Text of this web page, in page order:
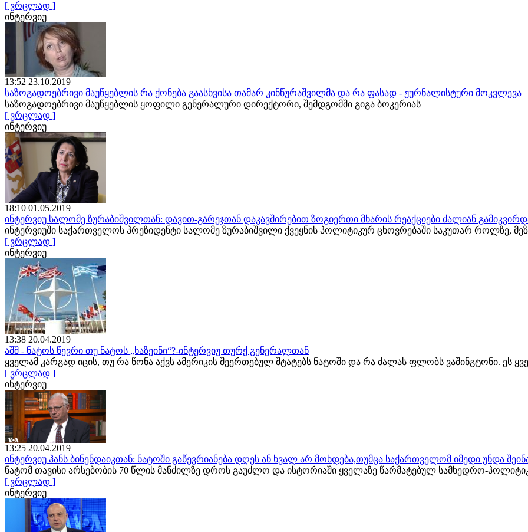
[ ვრცლად ]
ინტერვიუ
13:52 23.10.2019
საზოგადოებრივი მაუწყებლის რა ქონება გაასხვისა თამარ კინწურაშვილმა და რა ფასად - ჟურნალისტური მოკვლევა
საზოგადოებრივი მაუწყებლის ყოფილი გენერალური დირექტორი, შემდგომში გიგა ბოკერიას
[ ვრცლად ]
ინტერვიუ
18:10 01.05.2019
ინტერვიუ სალომე ზურაბიშვილთან: დავით-გარეჯთან დაკავშირებით ზოგიერთი მხარის რეაქციები ძალიან
ინტერვიუში საქართველოს პრეზიდენტი სალომე ზურაბიშვილი ქვეყნის პოლიტიკურ ცხოვრებაში საკუთარ როლზე,
[ ვრცლად ]
ინტერვიუ
13:38 20.04.2019
აშშ - ნატოს წევრი თუ ნატოს „ხაზეინი“?-ინტერვიუ თურქ გენერალთან
ყველამ კარგად იცის, თუ რა წონა აქვს ამერიკის შეერთებულ შტატებს ნატოში და რა ძალას ფლობს ვაშინგტონი. ეს
[ ვრცლად ]
ინტერვიუ
13:25 20.04.2019
ინტერვიუ ჰანს ბინენდაიკთან: ნატოში გაწევრიანება დღეს ან ხვალ არ მოხდება,თუმცა საქართველომ იმედი უნდა
ნატომ თავისი არსებობის 70 წლის მანძილზე დროს გაუძლო და ისტორიაში ყველაზე წარმატებულ სამხედრო-
[ ვრცლად ]
ინტერვიუ